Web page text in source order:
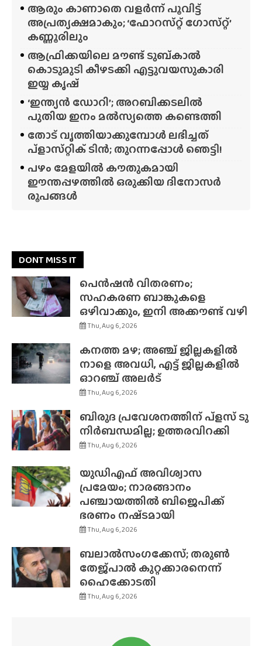
ആരും കാണാതെ വളർന്ന് പൂവിട്ട്
അപ്രത്യക്ഷമാകും; ‘ഫോറസ്‌റ്റ്‌ ഗോസ്‌റ്റ്’
കണ്ണൂരിലും
ആഫ്രിക്കയിലെ മൗണ്ട് ടുബ്‌കാൽ
കൊടുമുടി കീഴടക്കി എട്ടുവയസുകാരി
ഇയ്യ കൃഷ്
‘ഇന്ത്യൻ ഡോറി’; അറബിക്കടലിൽ
പുതിയ ഇനം മൽസ്യത്തെ കണ്ടെത്തി
തോട് വൃത്തിയാക്കുമ്പോൾ ലഭിച്ചത്
പ്‌ളാസ്‌റ്റിക് ടിൻ; തുറന്നപ്പോൾ ഞെട്ടി!
പഴം മേളയിൽ കൗതുകമായി
ഈന്തപ്പഴത്തിൽ ഒരുക്കിയ ദിനോസർ
രൂപങ്ങൾ
DONT MISS IT
പെൻഷൻ വിതരണം;
സഹകരണ ബാങ്കുകളെ
ഒഴിവാക്കും, ഇനി അക്കൗണ്ട് വഴി
Thu, Aug 6, 2026
കനത്ത മഴ; അഞ്ച് ജില്ലകളിൽ
നാളെ അവധി, എട്ട് ജില്ലകളിൽ
ഓറഞ്ച് അലർട്
Thu, Aug 6, 2026
ബിരുദ പ്രവേശനത്തിന് പ്ളസ് ടു
നിർബന്ധമില്ല; ഉത്തരവിറക്കി
Thu, Aug 6, 2026
യുഡിഎഫ് അവിശ്വാസ
പ്രമേയം; നാരങ്ങാനം
പഞ്ചായത്തിൽ ബിജെപിക്ക്
ഭരണം നഷ്‌ടമായി
Thu, Aug 6, 2026
ബലാൽസംഗക്കേസ്; തരുൺ
തേജ്‌പാൽ കുറ്റക്കാരനെന്ന്
ഹൈക്കോടതി
Thu, Aug 6, 2026